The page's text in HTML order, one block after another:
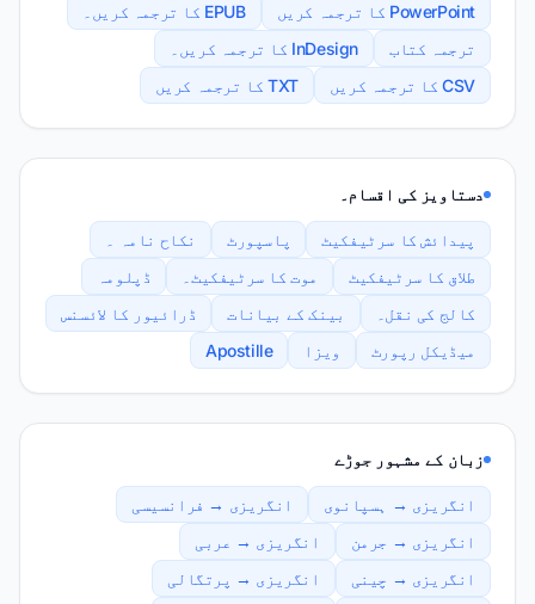
PowerPoint کا ترجمہ کریں
EPUB کا ترجمہ کریں۔
ترجمہ کتاب
InDesign کا ترجمہ کریں۔
CSV کا ترجمہ کریں
TXT کا ترجمہ کریں
دستاویز کی اقسام۔
پیدائش کا سرٹیفکیٹ پاسپورٹ
نکاح نامہ ۔
طلاق کا سرٹیفکیٹ
موت کا سرٹیفکیٹ۔
ڈپلومہ
کالج کی نقل۔
بینک کے بیانات
ڈرائیور کا لائسنس
میڈیکل رپورٹ
ویزا Apostille
زبان کے مشہور جوڑے
انگریزی → ہسپانوی
انگریزی → فرانسیسی
انگریزی → جرمن
انگریزی → عربی
انگریزی → چینی
انگریزی → پرتگالی